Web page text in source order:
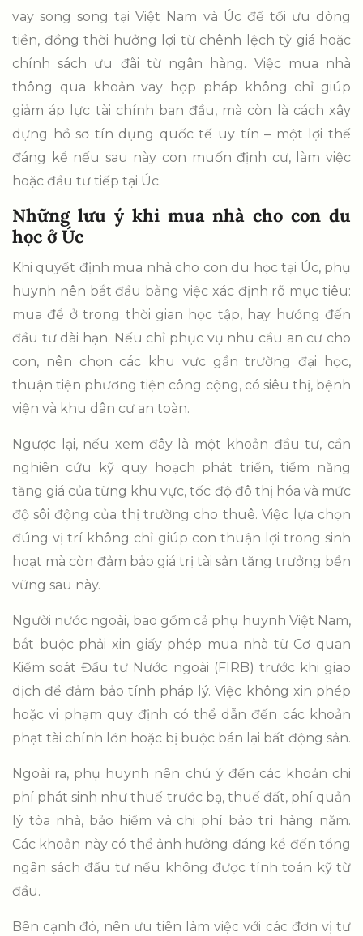
vay song song tại Việt Nam và Úc để tối ưu dòng
tiền, đồng thời hưởng lợi từ chênh lệch tỷ giá hoặc
chính sách ưu đãi từ ngân hàng. Việc mua nhà
thông qua khoản vay hợp pháp không chỉ giúp
giảm áp lực tài chính ban đầu, mà còn là cách xây
dựng hồ sơ tín dụng quốc tế uy tín – một lợi thế
đáng kể nếu sau này con muốn định cư, làm việc
hoặc đầu tư tiếp tại Úc.
Những lưu ý khi mua nhà cho con du
học ở Úc
Khi quyết định mua nhà cho con du học tại Úc, phụ
huynh nên bắt đầu bằng việc xác định rõ mục tiêu:
mua để ở trong thời gian học tập, hay hướng đến
đầu tư dài hạn. Nếu chỉ phục vụ nhu cầu an cư cho
con, nên chọn các khu vực gần trường đại học,
thuận tiện phương tiện công cộng, có siêu thị, bệnh
viện và khu dân cư an toàn.
Ngược lại, nếu xem đây là một khoản đầu tư, cần
nghiên cứu kỹ quy hoạch phát triển, tiềm năng
tăng giá của từng khu vực, tốc độ đô thị hóa và mức
độ sôi động của thị trường cho thuê. Việc lựa chọn
đúng vị trí không chỉ giúp con thuận lợi trong sinh
hoạt mà còn đảm bảo giá trị tài sản tăng trưởng bền
vững sau này.
Người nước ngoài, bao gồm cả phụ huynh Việt Nam,
bắt buộc phải xin giấy phép mua nhà từ Cơ quan
Kiểm soát Đầu tư Nước ngoài (FIRB) trước khi giao
dịch để đảm bảo tính pháp lý. Việc không xin phép
hoặc vi phạm quy định có thể dẫn đến các khoản
phạt tài chính lớn hoặc bị buộc bán lại bất động sản.
Ngoài ra, phụ huynh nên chú ý đến các khoản chi
phí phát sinh như thuế trước bạ, thuế đất, phí quản
lý tòa nhà, bảo hiểm và chi phí bảo trì hàng năm.
Các khoản này có thể ảnh hưởng đáng kể đến tổng
ngân sách đầu tư nếu không được tính toán kỹ từ
đầu.
Bên cạnh đó, nên ưu tiên làm việc với các đơn vị tư